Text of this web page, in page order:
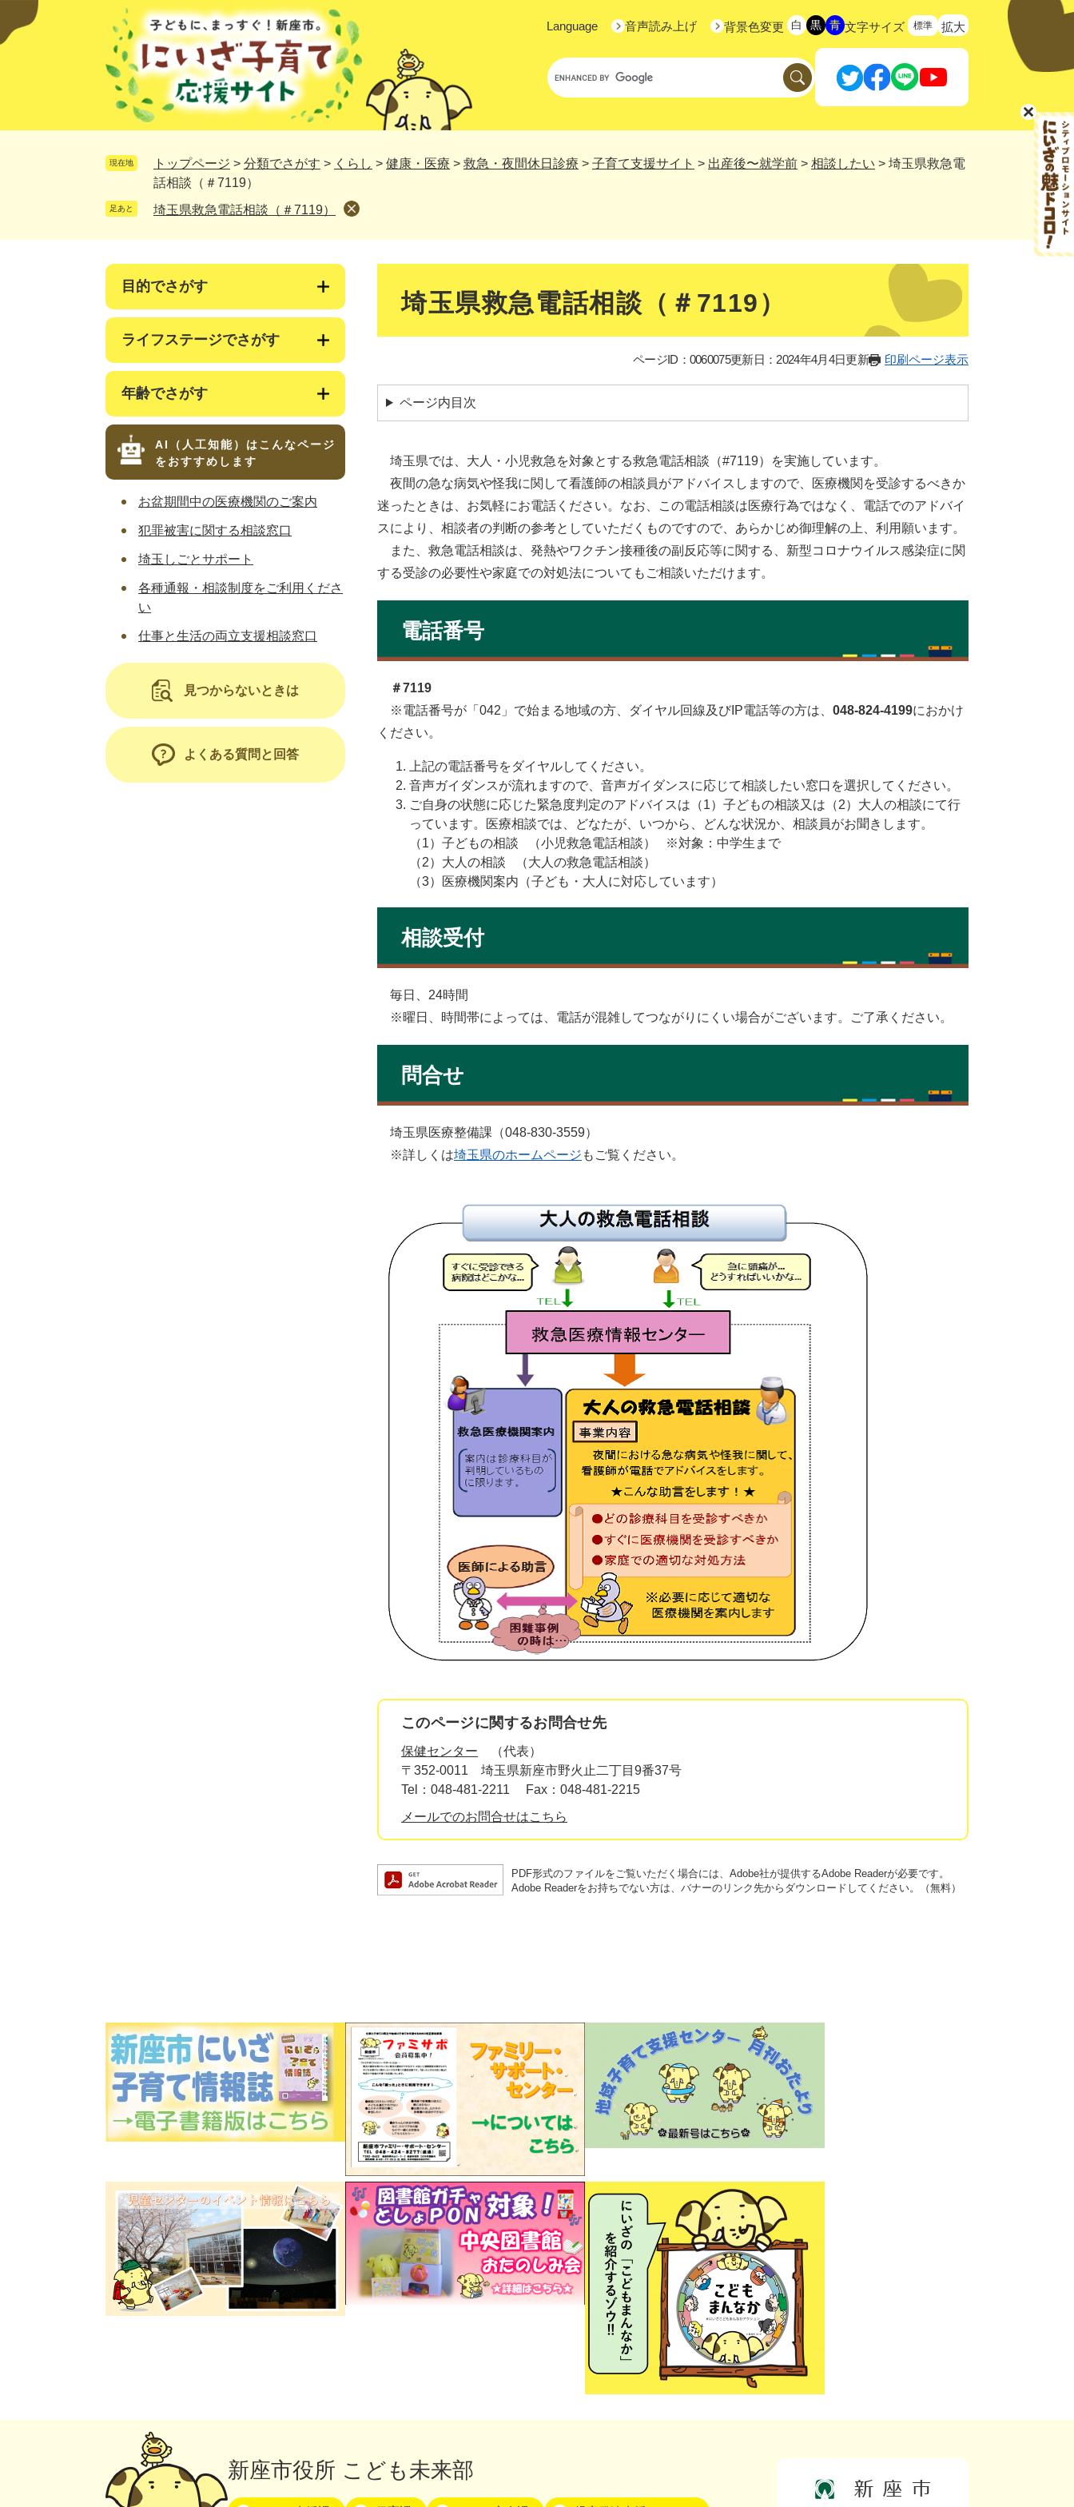
ー
ジ
ニ
ュ
Language 音声読み上げ 背景色変更 白 黒 青 文字サイズ 標準 拡大
Google
カ
検
現在地 トップページ > 分類でさがす > くらし > 健康・医療 > 救急・夜間休日診療 > 子育て支援サイト > 出産後〜就学前 > 相談したい > 埼玉県救急電
話相談（＃7119）
足あと 埼玉県救急電話相談（＃7119）
埼玉県救急電話相談（＃7119）
ページID：0060075更新日：2024年4月4日更新 印刷ページ表示
ページ内目次
埼玉県では、大人・小児救急を対象とする救急電話相談（#7119）を実施しています。
夜間の急な病気や怪我に関して看護師の相談員がアドバイスしますので、医療機関を受診するべきか
迷ったときは、お気軽にお電話ください。なお、この電話相談は医療行為ではなく、電話でのアドバイ
スにより、相談者の判断の参考としていただくものですので、あらかじめ御理解の上、利用願います。
また、救急電話相談は、発熱やワクチン接種後の副反応等に関する、新型コロナウイルス感染症に関
する受診の必要性や家庭での対処法についてもご相談いただけます。
電話番号
＃7119
※電話番号が「042」で始まる地域の方、ダイヤル回線及びIP電話等の方は、 048-824-4199におかけ
ください。
上記の電話番号をダイヤルしてください。
音声ガイダンスが流れますので、音声ガイダンスに応じて相談したい窓口を選択してください。
ご自身の状態に応じた緊急度判定のアドバイスは（1）子どもの相談又は（2）大人の相談にて行
っています。医療相談では、どなたが、いつから、どんな状況か、相談員がお聞きします。
（1）子どもの相談 （小児救急電話相談） ※対象：中学生まで
（2）大人の相談 （大人の救急電話相談）
（3）医療機関案内（子ども・大人に対応しています）
相談受付
毎日、24時間
※曜日、時間帯によっては、電話が混雑してつながりにくい場合がございます。ご了承ください。
問合せ
埼玉県医療整備課（048-830-3559）
※詳しくは埼玉県のホームページ もご覧ください。
このページに関するお問合せ先
保健センター
代表
〒352-0011
埼玉県新座市野火止二丁目9番37号
Tel：048-481-2211
Fax：048-481-2215
メールでのお問合せはこちら
PDF形式のファイルをご覧いただく場合には、Adobe社が提供するAdobe Readerが必要です。
Adobe Readerをお持ちでない方は、バナーのリンク先からダウンロードしてください。（無料）
目的でさがす
ライフステージでさがす
年齢でさがす
AI（人工知能）はこんなページ
をおすすめします
お盆期間中の医療機関のご案内
犯罪被害に関する相談窓口
埼玉しごとサポート
各種通報・相談制度をご利用くださ
い
仕事と生活の両立支援相談窓口
見つからないときは
よくある質問と回答
新座市役所 こども未来部